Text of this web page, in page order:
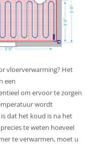
vloerverwarming? Het
een
om ervoor te zorgen
wordt
dat het koud is na het
te weten hoeveel
te verwarmen, moet u